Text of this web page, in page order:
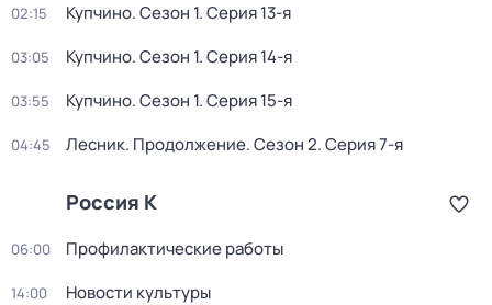
02:15 Купчино. Сезон 1. Серия 13-я
03:05 Купчино. Сезон 1. Серия 14-я
03:55 Купчино. Сезон 1. Серия 15-я
04:45 Лесник. Продолжение. Сезон 2. Серия 7-я
Россия К
06:00 Профилактические работы
14:00 Новости культуры